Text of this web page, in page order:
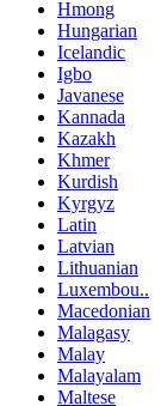
Hmong
Hungarian
Icelandic
Igbo
Javanese
Kannada
Kazakh
Khmer
Kurdish
Kyrgyz
Latin
Latvian
Lithuanian
Luxembou..
Macedonian
Malagasy
Malay
Malayalam
Maltese